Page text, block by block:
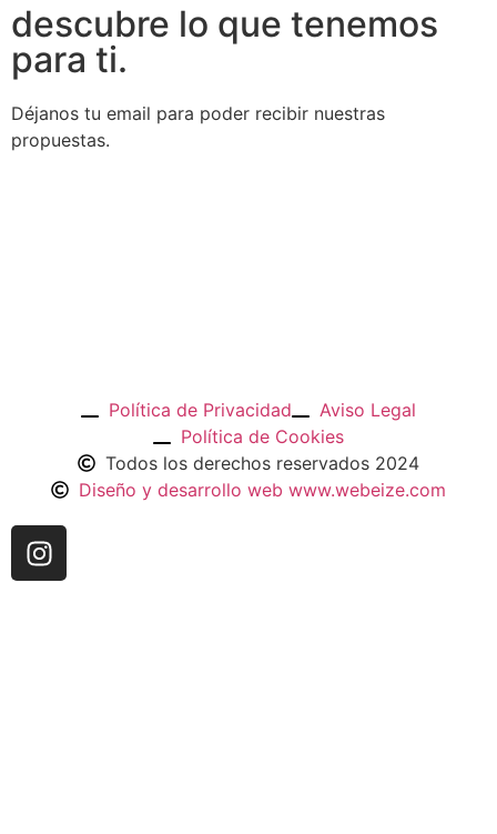
descubre lo que tenemos
para ti.
Déjanos tu email para poder recibir nuestras
propuestas.
Política de Privacidad
Aviso Legal
Política de Cookies
Todos los derechos reservados 2024
Diseño y desarrollo web www.webeize.com